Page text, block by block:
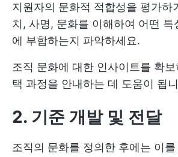
지원자의 문화적 적합성을 평가하
치, 사명, 문화를 이해하여 어떤 특
에 부합하는지 파악하세요.
조직 문화에 대한 인사이트를 확
택 과정을 안내하는 데 도움이 됩
2. 기준 개발 및 전달
조직의 문화를 정의한 후에는 이